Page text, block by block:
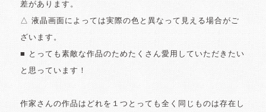
差があります。
△ 液晶画面によっては実際の色と異なって見える場合がご
ざいます。
■ とっても素敵な作品のためたくさん愛用していただきたい
と思っています！
作家さんの作品はどれを１つとっても全く同じものは存在し